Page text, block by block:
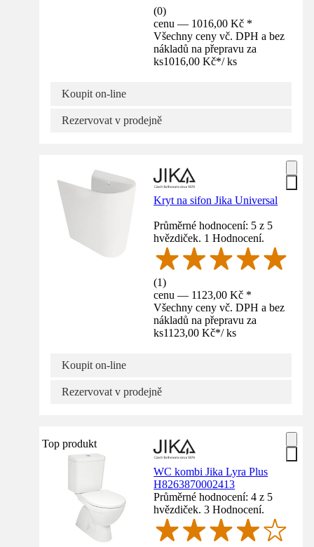
(0)
cenu — 1016,00 Kč *
Všechny ceny vč. DPH a bez
nákladů na přepravu za
ks1016,00 Kč*/ ks
Koupit on-line
Rezervovat v prodejně
Kryt na sifon Jika Universal
Průměrné hodnocení: 5 z 5
hvězdiček. 1 Hodnocení.
(1)
cenu — 1123,00 Kč *
Všechny ceny vč. DPH a bez
nákladů na přepravu za
ks1123,00 Kč*/ ks
Koupit on-line
Rezervovat v prodejně
Top produkt
WC kombi Jika Lyra Plus
H8263870002413
Průměrné hodnocení: 4 z 5
hvězdiček. 3 Hodnocení.